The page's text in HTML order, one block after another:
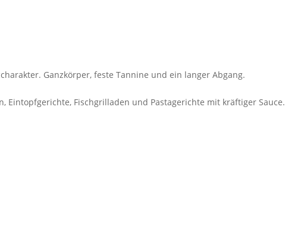
Ganzkörper, feste Tannine und ein langer Abgang.
Eintopfgerichte, Fischgrilladen und Pastagerichte mit kräftiger Sauce.